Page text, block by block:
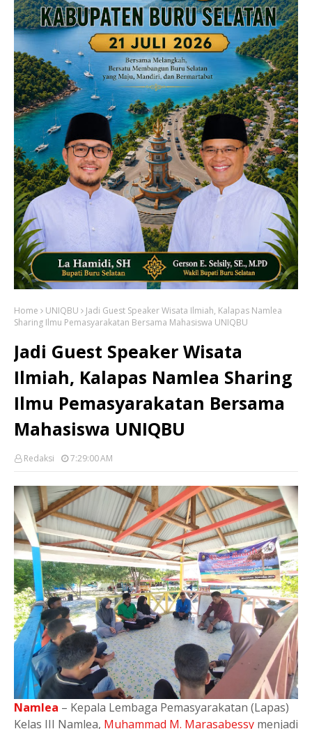
Home UNIQBU
Jadi Guest Speaker Wisata Ilmiah, Kalapas Namlea
Sharing Ilmu Pemasyarakatan Bersama Mahasiswa UNIQBU
Jadi Guest Speaker Wisata
Ilmiah, Kalapas Namlea Sharing
Ilmu Pemasyarakatan Bersama
Mahasiswa UNIQBU
Redaksi 7:29:00 AM
Namlea – Kepala Lembaga Pemasyarakatan (Lapas)
Kelas III Namlea, Muhammad M. Marasabessy menjadi